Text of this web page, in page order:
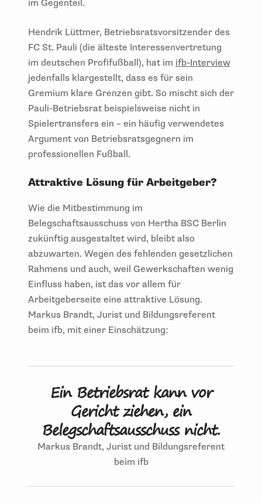
im Gegenteil.
Hendrik Lüttmer, Betriebsratsvorsitzender des
FC St. Pauli (die älteste Interessenvertretung
im deutschen Profifußball), hat im ifb-Interview
jedenfalls klargestellt, dass es für sein
Gremium klare Grenzen gibt. So mischt sich der
Pauli-Betriebsrat beispielsweise nicht in
Spielertransfers ein – ein häufig verwendetes
Argument von Betriebsratsgegnern im
professionellen Fußball.
Attraktive Lösung für Arbeitgeber?
Wie die Mitbestimmung im
Belegschaftsausschuss von Hertha BSC Berlin
zukünftig ausgestaltet wird, bleibt also
abzuwarten. Wegen des fehlenden gesetzlichen
Rahmens und auch, weil Gewerkschaften wenig
Einfluss haben, ist das vor allem für
Arbeitgeberseite eine attraktive Lösung.
Markus Brandt, Jurist und Bildungsreferent
beim ifb, mit einer Einschätzung:
Ein Betriebsrat kann vor
Gericht ziehen, ein
Belegschaftsausschuss nicht.
Markus Brandt, Jurist und Bildungsreferent
beim ifb